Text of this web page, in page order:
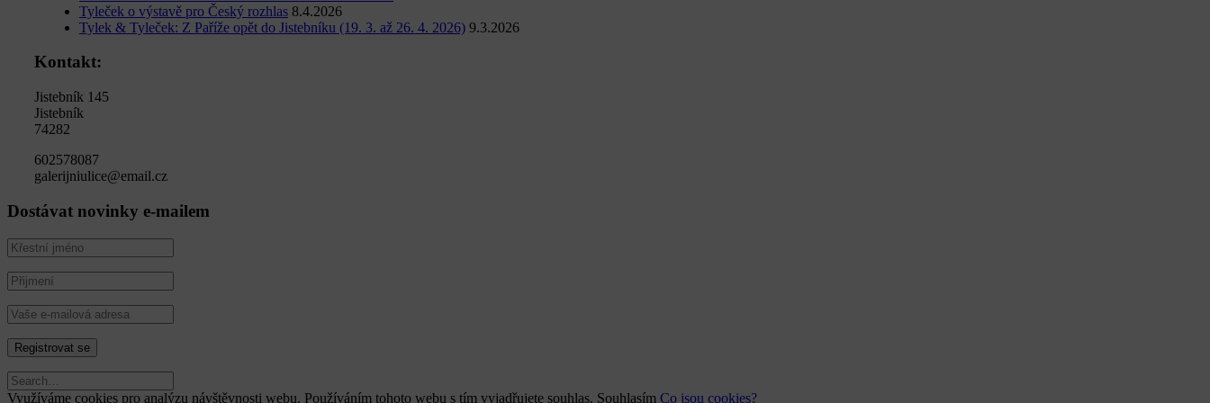
Tyleček o výstavě pro Český rozhlas 8.4.2026
Tylek & Tyleček: Z Paříže opět do Jistebníku (19. 3. až 26. 4. 2026) 9.3.2026
Kontakt:
Jistebník 145
Jistebník
74282
602578087
galerijniulice@email.cz
Dostávat novinky e-mailem
Využíváme cookies pro analýzu návštěvnosti webu. Používáním tohoto webu s tím vyjadřujete souhlas. Souhlasím Co jsou cookies?